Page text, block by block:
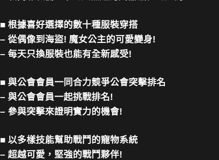
■ 根據喜好選擇的數十種服裝穿搭
– 從偶像到海盜! 魔女公主的可愛變身!
– 每天只換服裝也能有全新感受!
■ 與公會會員一同合力競爭公會突擊排名
– 與公會會員一起挑戰排名!
– 參與突擊來證明實力的機會!
■ 以多樣技能幫助戰鬥的寵物系統
– 超越可愛，堅強的戰鬥夥伴!